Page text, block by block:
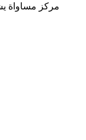
مركز مساواة